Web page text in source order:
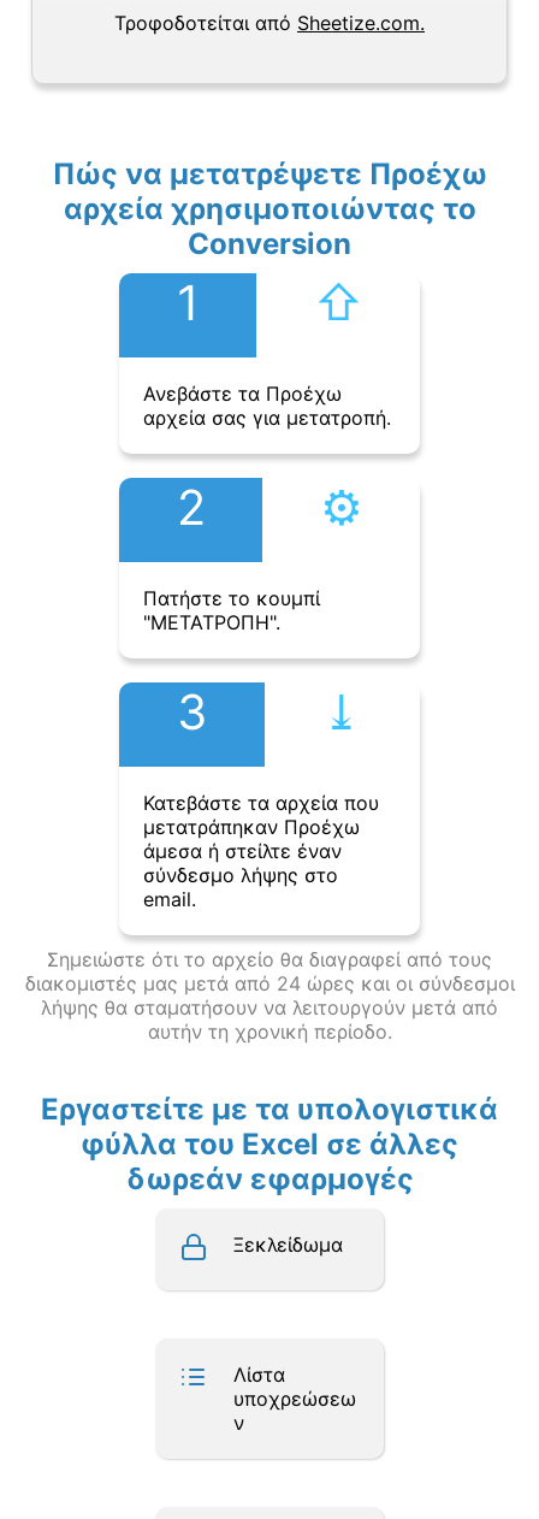
Τροφοδοτείται από Sheetize.com.
Πώς να μετατρέψετε Προέχω
αρχεία χρησιμοποιώντας το
Conversion
1 ⇧︎
Ανεβάστε τα Προέχω
αρχεία σας για μετατροπή.
2 ⚙︎
Πατήστε το κουμπί
"ΜΕΤΑΤΡΟΠΗ".
3 ⤓︎
Κατεβάστε τα αρχεία που
μετατράπηκαν Προέχω
άμεσα ή στείλτε έναν
σύνδεσμο λήψης στο
email.
Σημειώστε ότι το αρχείο θα διαγραφεί από τους
διακομιστές μας μετά από 24 ώρες και οι σύνδεσμοι
λήψης θα σταματήσουν να λειτουργούν μετά από
αυτήν τη χρονική περίοδο.
Εργαστείτε με τα υπολογιστικά
φύλλα του Excel σε άλλες
δωρεάν εφαρμογές
Ξεκλείδωμα
Λίστα
υποχρεώσεω
ν